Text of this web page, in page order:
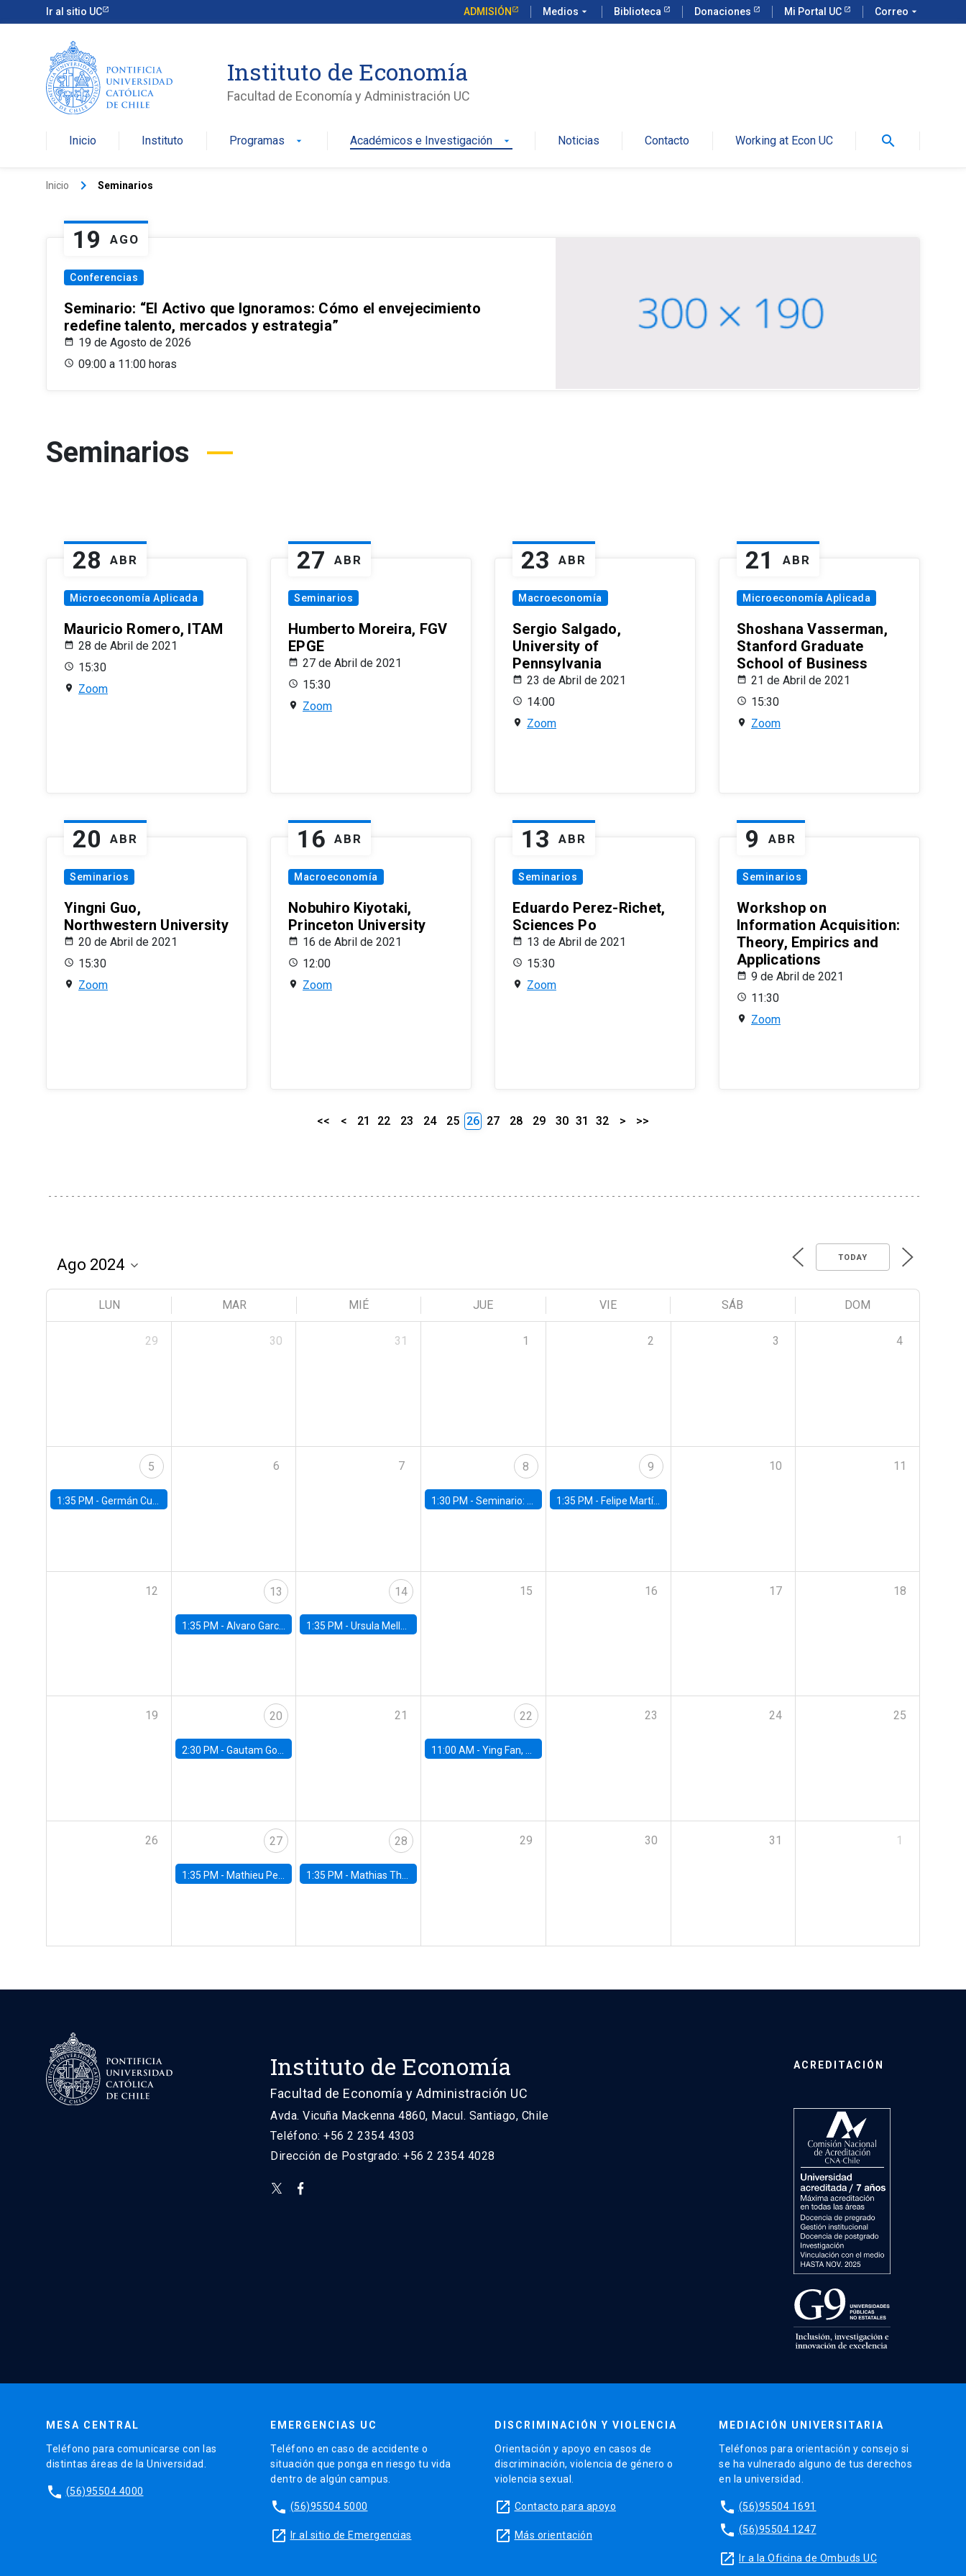
Ir al sitio UC ADMISIÓN Medios arrow_drop_down Biblioteca Donaciones Mi Portal UC Correo arrow_drop_down
Instituto de Economía
Facultad de Economía y Administración UC
Inicio Instituto Programas arrow_drop_down Académicos e Investigación arrow_drop_down Noticias Contacto Working at Econ UC search
Inicio keyboard_arrow_right Seminarios
19 AGO
Conferencias
Seminario: “El Activo que Ignoramos: Cómo el envejecimiento
redefine talento, mercados y estrategia”
19 de Agosto de 2026
09:00 a 11:00 horas
Seminarios
28 ABR
Microeconomía Aplicada
Mauricio Romero, ITAM
28 de Abril de 2021
15:30
Zoom
27 ABR
Seminarios
Humberto Moreira, FGV
EPGE
27 de Abril de 2021
15:30
Zoom
23 ABR
Macroeconomía
Sergio Salgado,
University of
Pennsylvania
23 de Abril de 2021
14:00
Zoom
21 ABR
Microeconomía Aplicada
Shoshana Vasserman,
Stanford Graduate
School of Business
21 de Abril de 2021
15:30
Zoom
20 ABR
Seminarios
Yingni Guo,
Northwestern University
20 de Abril de 2021
15:30
Zoom
16 ABR
Macroeconomía
Nobuhiro Kiyotaki,
Princeton University
16 de Abril de 2021
12:00
Zoom
13 ABR
Seminarios
Eduardo Perez-Richet,
Sciences Po
13 de Abril de 2021
15:30
Zoom
9 ABR
Seminarios
Workshop on
Information Acquisition:
Theory, Empirics and
Applications
9 de Abril de 2021
11:30
Zoom
<< < 21 22 23 24 25 26 27 28 29 30 31 32 > >>
TODAY
LUN MAR MIÉ JUE VIE SÁB DOM
29 30 31 1 2 3 4
5
1:35 PM - Germán Cubas, University of Houston
6 7 8
1:30 PM -Seminario: “Recuperando la humanidad para progresar en la era de la IA»
9
1:35 PM - Felipe Martínez, alumno Doctorado en Economía UC
10 11
12 13
1:35 PM - Alvaro Garcia-Marin, Universidad de Los Andes
14
1:35 PM -Ursula Mello, Insper - Institute of Education and Research
15 16 17 18
19 20
2:30 PM - Gautam Gowrisankaran, Columbia University
21 22
11:00 AM -Ying Fan, University of Michigan
23 24 25
26 27
1:35 PM - Mathieu Pedemonte, IDB
28
1:35 PM - Mathias Thoenig, University of Lausanne
29 30 31 1
Instituto de Economía
Facultad de Economía y Administración UC
Avda. Vicuña Mackenna 4860, Macul. Santiago, Chile
Teléfono: +56 2 2354 4303
Dirección de Postgrado: +56 2 2354 4028
ACREDITACIÓN
MESA CENTRAL
Teléfono para comunicarse con las
distintas áreas de la Universidad.
phone (56)95504 4000
EMERGENCIAS UC
Teléfono en caso de accidente o
situación que ponga en riesgo tu vida
dentro de algún campus.
phone (56)95504 5000
launch Ir al sitio de Emergencias
DISCRIMINACIÓN Y VIOLENCIA
Orientación y apoyo en casos de
discriminación, violencia de género o
violencia sexual.
launch Contacto para apoyo
launch Más orientación
MEDIACIÓN UNIVERSITARIA
Teléfonos para orientación y consejo si
se ha vulnerado alguno de tus derechos
en la universidad.
phone (56)95504 1691
phone (56)95504 1247
launch Ir a la Oficina de Ombuds UC